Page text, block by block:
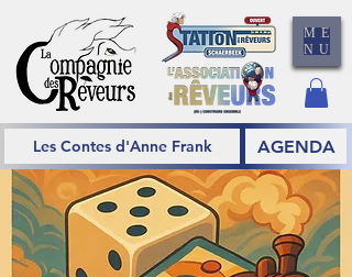
Les Contes d'Anne Frank AGENDA
ME
NU